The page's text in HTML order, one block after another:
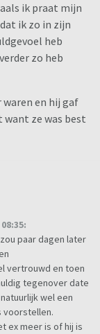
ik praat mijn
ik zo in zijn
heb
zo heb
waren en hij gaf
ze was best
paar dagen later
vertrouwd en toen
tegenover date
wel een
voorstellen.
ex meer is of hij is